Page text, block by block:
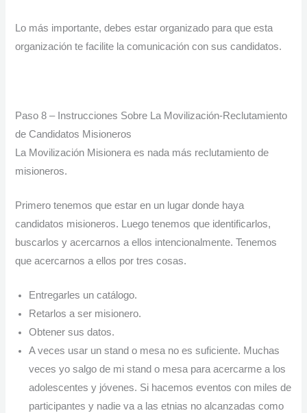
Lo más importante, debes estar organizado para que esta
organización te facilite la comunicación con sus candidatos.
Paso 8 – Instrucciones Sobre La Movilización-Reclutamiento
de Candidatos Misioneros
La Movilización Misionera es nada más reclutamiento de
misioneros.
Primero tenemos que estar en un lugar donde haya
candidatos misioneros. Luego tenemos que identificarlos,
buscarlos y acercarnos a ellos intencionalmente. Tenemos
que acercarnos a ellos por tres cosas.
Entregarles un catálogo.
Retarlos a ser misionero.
Obtener sus datos.
A veces usar un stand o mesa no es suficiente. Muchas
veces yo salgo de mi stand o mesa para acercarme a los
adolescentes y jóvenes. Si hacemos eventos con miles de
participantes y nadie va a las etnias no alcanzadas como